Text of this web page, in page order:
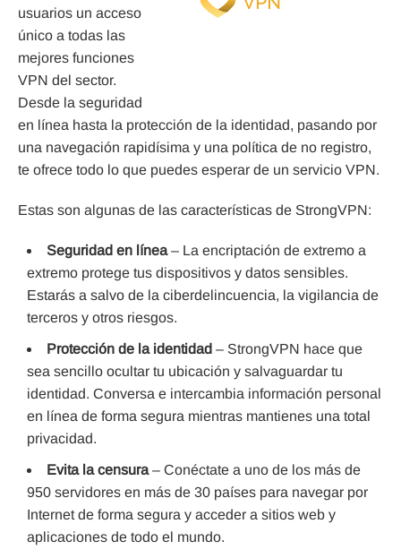
usuarios un acceso
único a todas las
mejores funciones
VPN del sector.
Desde la seguridad
en línea hasta la protección de la identidad, pasando por
una navegación rapidísima y una política de no registro,
te ofrece todo lo que puedes esperar de un servicio VPN.
Estas son algunas de las características de StrongVPN:
Seguridad en línea– La encriptación de extremo a
extremo protege tus dispositivos y datos sensibles.
Estarás a salvo de la ciberdelincuencia, la vigilancia de
terceros y otros riesgos.
Protección de la identidad – StrongVPN hace que
sea sencillo ocultar tu ubicación y salvaguardar tu
identidad. Conversa e intercambia información personal
en línea de forma segura mientras mantienes una total
privacidad.
Evita la censura– Conéctate a uno de los más de
950 servidores en más de 30 países para navegar por
Internet de forma segura y acceder a sitios web y
aplicaciones de todo el mundo.